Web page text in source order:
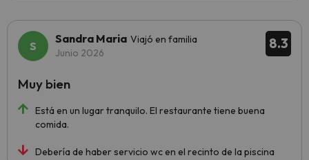
8.3
Sandra Maria Viajó en familia
Junio 2026
Está en un lugar tranquilo. El restaurante tiene buena
comida.
Debería de haber servicio wc en el recinto de la piscina
Muy bien